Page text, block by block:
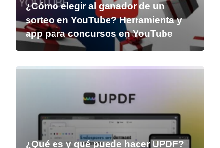
¿Cómo elegir al ganador de un
sorteo en YouTube? Herramienta y
app para concursos en YouTube
¿Qué es y qué puede hacer UPDF?